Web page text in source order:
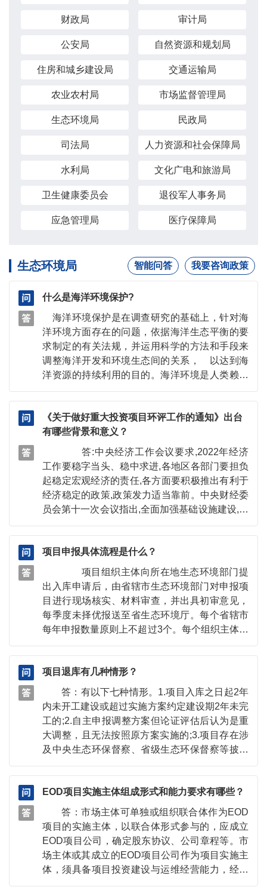
财政局 审计局
公安局 自然资源和规划局
住房和城乡建设局 交通运输局
农业农村局 市场监督管理局
生态环境局 民政局
司法局 人力资源和社会保障局
水利局 文化广电和旅游局
卫生健康委员会 退役军人事务局
应急管理局 医疗保障局
生态环境局 智能问答 我要咨询政策
什么是海洋环境保护?
海洋环境保护是在调查研究的基础上，针对海
洋环境方面存在的问题，依据海洋生态平衡的要
求制定的有关法规，并运用科学的方法和手段来
调整海洋开发和环境生态间的关系， 以达到海
洋资源的持续利用的目的。海洋环境是人类赖以
密切相关，并受到海洋影响的沿 岸和河口区
域。海洋环境问题的产生，主要是人们在开发利
用海洋的过程中，没有考虑海洋 环境的承受能
力，低估了自然界的反作用，使海洋环境受到不
同程度的损坏。首先是向海洋排放污染物；其次
是某些不合理的海岸工程建设，给海洋环境带来
的严重影响；第三是对水产资源的酷捕，对红树
威胁。为此，海洋环境保护问题已成为当今全球
《关于做好重大投资项目环评工作的通知》出台
有哪些背景和意义？
答:中央经济工作会议要求,2022年经济
工作要稳字当头、稳中求进,各地区各部门要担负
起稳定宏观经济的责任,各方面要积极推出有利于
经济稳定的政策,政策发力适当靠前。中央财经委
员会第十一次会议指出,全面加强基础设施建设,对
义。4月29日,习近平总书记主持召开中央政治局
会议,会议要求,要全力扩大国内需求,发挥有效投
资的关键作用,强化土地、用能、环评等保障,全面
加强基础设施建设。今年政府工作报告中提出,着
力稳定宏观经济大盘,保持经济运行在合理区间,保
持社会大局稳定。制定实施《通知》是贯彻落实
举措,指导各级生态环境部门切实把思想和行动统
深刻认识稳经济、扩内需的重要意义,为实现全年
经济社会发展预期目标作出积极贡献。环评是在
发展中守住绿水青山的第一道防线,对于协同推进
经济高质量发展和生态环境高水平保护发挥着重
要作用,要切实依法做好重大投资项目环评保障,全
等重大投资项目加快落地。
项目申报具体流程是什么？
项目组织主体向所在地生态环境部门提
出入库申请后，由省辖市生态环境部门对申报项
目进行现场核实、材料审查，并出具初审意见，
每季度未择优报送至省生态环境厅。每个省辖市
每年申报数量原则上不超过3个。每个组织主体每
不得超过2个。省生态环境厅于10个工作日内对
项目申报材料开展形式审查，不满足要求的予以
退回。根据项目报送情况，省生态环境厅原则上
每季度组织一次入库论证。
项目退库有几种情形？
答：有以下七种情形。1.项目入库之日起2年
内未开工建设或超过实施方案约定建设期2年未完
工的;2.自主申报调整方案但论证评估后认为是重
大调整，且无法按照原方案实施的;3.项目存在涉
及中央生态环保督察、省级生态环保督察等披露
的;5.项目实施过程中发现存在增加政府隐性债务
情况，且无法完成整改的;6.项目在实施过程中发
现存在重大环境安全隐患且无法快速、彻底整
改，或因项目实施引发较大及以上突发环境事件
的;7.项目组织主体自主申报要求退库的。
EOD项目实施主体组成形式和能力要求有哪些？
答：市场主体可单独或组织联合体作为EOD
项目的实施主体，以联合体形式参与的，应成立
EOD项目公司，确定股东协议、公司章程等。市
场主体或其成立的EOD项目公司作为项目实施主
体，须具备项目投资建设与运维经营能力，经营